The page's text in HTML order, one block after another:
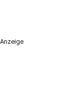
Anzeige